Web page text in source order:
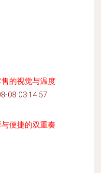
的视觉与温度
08 03:14:57